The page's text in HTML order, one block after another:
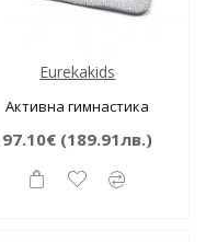
Eurekakids
Активна гимнастика
97.10€ (189.91лв.)